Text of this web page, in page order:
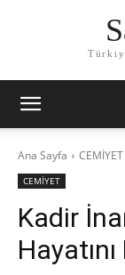
Ana Sayfa CEMİYET
CEMİYET
Kadir